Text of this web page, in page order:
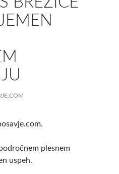
plesnem
uspeh.